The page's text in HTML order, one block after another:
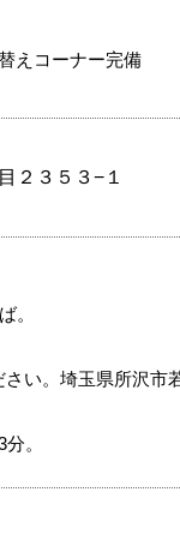
えコーナー完備
２３５３−１
。
い。埼玉県所沢市
。